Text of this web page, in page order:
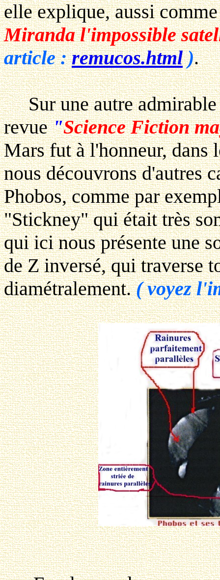
elle explique, aussi
Miranda l'impossible
article :remucos.html).
Sur une autre admirable
revue"Science Fiction
Mars fut à l'honneur, dans
nous découvrons d'autres
Phobos, comme par
"Stickney" qui était très
qui ici nous présente une
de Z inversé, qui traverse
diamétralement.( voyez